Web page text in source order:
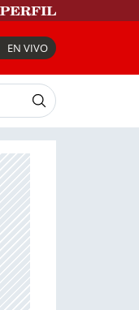
EN VIVO